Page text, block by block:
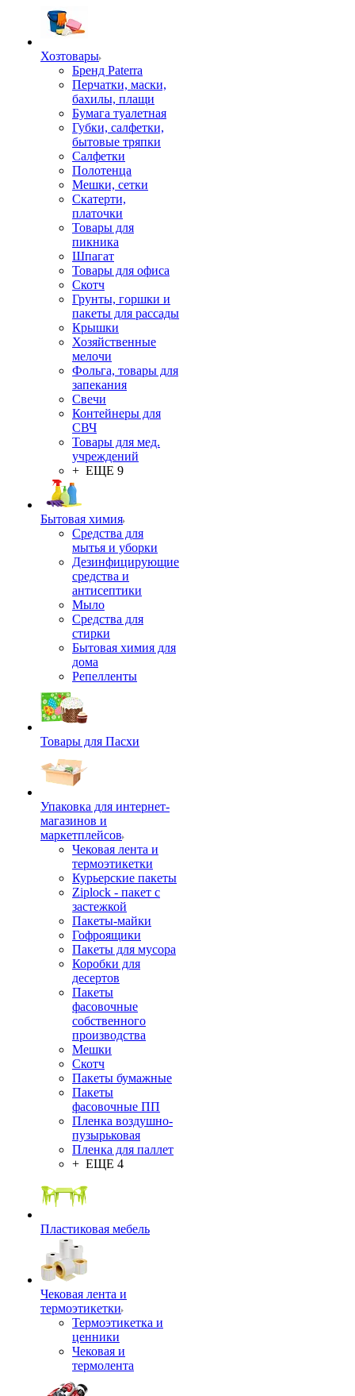
Хозтовары
Бренд Paterra
Перчатки, маски,
бахилы, плащи
Бумага туалетная
Губки, салфетки,
бытовые тряпки
Салфетки
Полотенца
Мешки, сетки
Скатерти,
платочки
Товары для
пикника
Шпагат
Товары для офиса
Скотч
Грунты, горшки и
пакеты для рассады
Крышки
Хозяйственные
мелочи
Фольга, товары для
запекания
Свечи
Контейнеры для
СВЧ
Товары для мед.
учреждений
+ ЕЩЕ 9
Бытовая химия
Средства для
мытья и уборки
Дезинфицирующие
средства и
антисептики
Мыло
Средства для
стирки
Бытовая химия для
дома
Репелленты
Товары для Пасхи
Упаковка для интернет-
магазинов и
маркетплейсов
Чековая лента и
термоэтикетки
Курьерские пакеты
Ziplock - пакет с
застежкой
Пакеты-майки
Гофроящики
Пакеты для мусора
Коробки для
десертов
Пакеты
фасовочные
собственного
производства
Мешки
Скотч
Пакеты бумажные
Пакеты
фасовочные ПП
Пленка воздушно-
пузырьковая
Пленка для паллет
+ ЕЩЕ 4
Пластиковая мебель
Чековая лента и
термоэтикетки
Термоэтикетка и
ценники
Чековая и
термолента